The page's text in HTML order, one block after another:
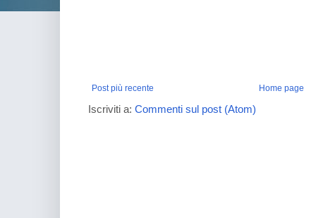
Post più recente Home page
Iscriviti a: Commenti sul post (Atom)